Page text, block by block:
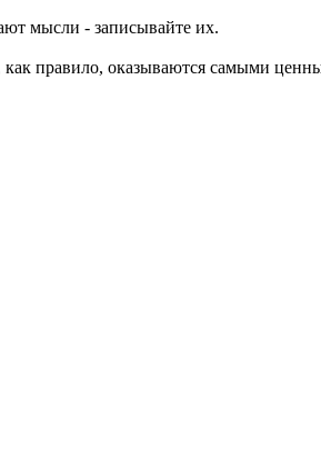
мысли - записывайте их.
правило, оказываются самыми